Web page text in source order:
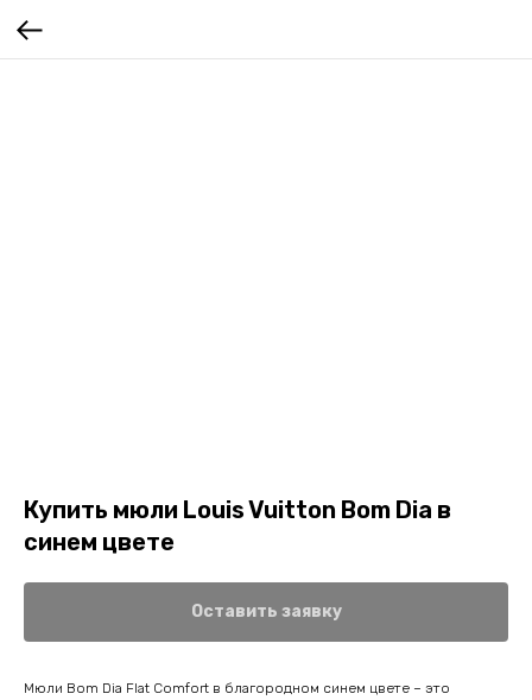
Купить мюли Louis Vuitton Bom Dia в
синем цвете
Оставить заявку
Мюли Bom Dia Flat Comfort в благородном синем цвете – это